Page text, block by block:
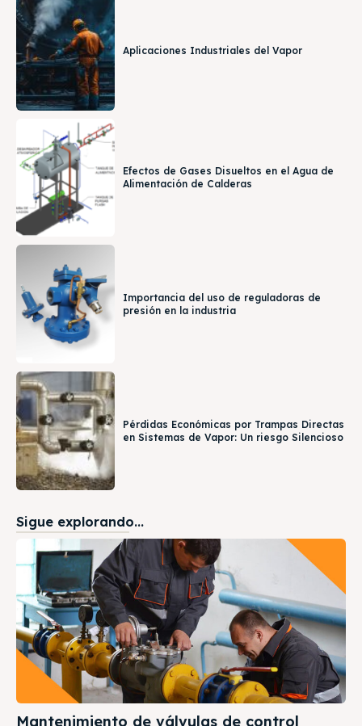
Aplicaciones Industriales del Vapor
Efectos de Gases Disueltos en el Agua de
Alimentación de Calderas
Importancia del uso de reguladoras de
presión en la industria
Pérdidas Económicas por Trampas Directas
en Sistemas de Vapor: Un riesgo Silencioso
Sigue explorando...
Mantenimiento de válvulas de control